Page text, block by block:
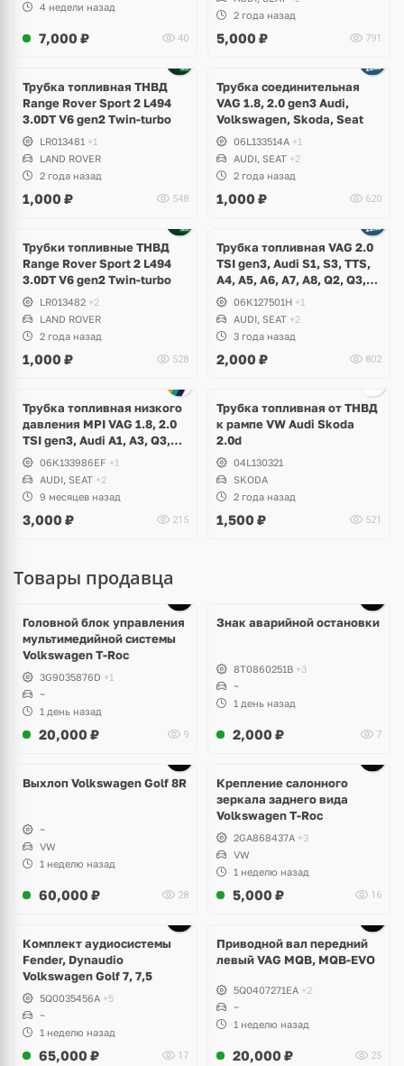
4 недели назад
7,000 ₽ 40
Leon Cupra, Ateca
2 года назад
5,000 ₽ 791
Трубка топливная ТНВД
Range Rover Sport 2 L494
3.0DT V6 gen2 Twin-turbo
LR013481 +1
LAND ROVER
2 года назад
1,000 ₽ 548
Трубка соединительная
VAG 1.8, 2.0 gen3 Audi,
Volkswagen, Skoda, Seat
06L133514A +1
AUDI, SEAT +2
2 года назад
1,000 ₽ 620
Трубки топливные ТНВД
Range Rover Sport 2 L494
3.0DT V6 gen2 Twin-turbo
LR013482 +2
LAND ROVER
2 года назад
1,000 ₽ 528
Трубка топливная VAG 2.0
TSI gen3, Audi S1, S3, TTS,
A4, A5, A6, A7, A8, Q2, Q3,
Q5, Q7, Q8, Volkswagen Golf
7 R, Passat, Arteon, Tiguan,
Skoda Octavia, Superb,
Kodiaq
06K127501H +1
AUDI, SEAT +2
3 года назад
2,000 ₽ 802
Трубка топливная низкого
давления MPI VAG 1.8, 2.0
TSI gen3, Audi A1, A3, Q3,
TT, Volkswagen Arteon,
Passat B8, Tiguan 2, Skoda
Octavia A7, Superb, Seat
Leon
06K133986EF +1
AUDI, SEAT +2
9 месяцев назад
3,000 ₽ 215
Трубка топливная от ТНВД
к рампе VW Audi Skoda
2.0d
04L130321
SKODA
2 года назад
1,500 ₽ 521
Товары продавца
Головной блок управления
мультимедийной системы
Volkswagen T-Roc
3G9035876D +1
~
1 день назад
20,000 ₽ 9
Знак аварийной остановки
8T0860251B +3
~
1 день назад
2,000 ₽ 7
Выхлоп Volkswagen Golf 8R
~
VW
1 неделю назад
60,000 ₽ 28
Крепление салонного
зеркала заднего вида
Volkswagen T-Roc
2GA868437A +3
VW
1 неделю назад
5,000 ₽ 16
Комплект аудиосистемы
Fender, Dynaudio
Volkswagen Golf 7, 7,5
5Q0035456A +5
~
1 неделю назад
65,000 ₽ 17
Приводной вал передний
левый VAG MQB, MQB-EVO
5Q0407271EA +2
~
1 неделю назад
20,000 ₽ 25